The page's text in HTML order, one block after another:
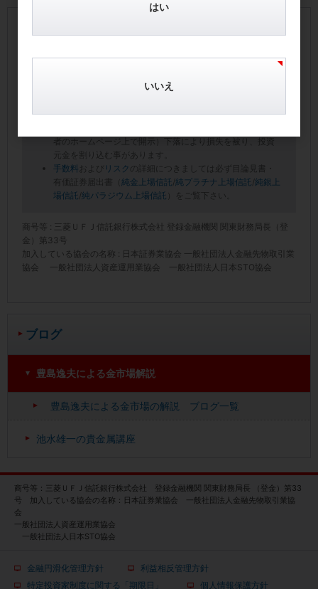
ブログ
豊島逸夫による金市場解説
豊島逸夫による金市場の解説 ブログ一覧
池水雄一の貴金属講座
本サイトに掲載の商品毎に所定の手数料・信託報酬等の費
本商品は値動きのある地金等を信託財産としているので、
は変動します。したがって、投資家の皆様の投資元金が保
者のホームページ上で開示）下落により損失を被り、投資
元金を割り込む事があります。
手数料
および リスク
の詳細につきましては必ず目論見書・
有価証券届出書（ 純金上場信託 /純プラチナ上場信託 /純銀上
場信託 /純パラジウム上場信託 ）をご覧下さい。
商号等 : 三菱ＵＦＪ信託銀行株式会社 登録金融機関 関東財務局長（登
金）第33号
加入している協会の名称 : 日本証券業協会 一般社団法人金融先物取引業
協会 一般社団法人資産運用業協会 一般社団法人日本STO協会
はい
いいえ
商号等：三菱ＵＦＪ信託銀行株式会社 登録金融機関 関東財務局長 （登金）第33
号 加入している協会の名称：日本証券業協会 一般社団法人金融先物取引業協
会
一般社団法人資産運用業協会
一般社団法人日本STO協会
金融円滑化管理方針
利益相反管理方針
特定投資家制度に関する「期限日」
個人情報保護方針